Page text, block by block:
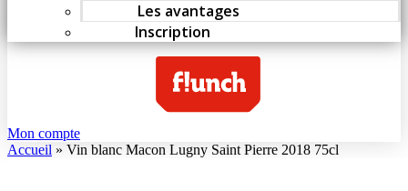
Les avantages
Inscription
Mon compte
Accueil » Vin blanc Macon Lugny Saint Pierre 2018 75cl